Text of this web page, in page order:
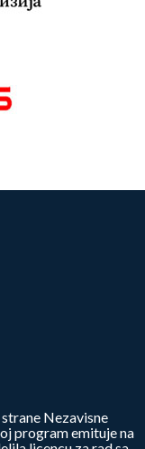
Nezavisne
program emituje na